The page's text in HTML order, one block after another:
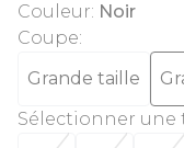
Couleur: Noir
Coupe:
Grande taille
Sélectionner une